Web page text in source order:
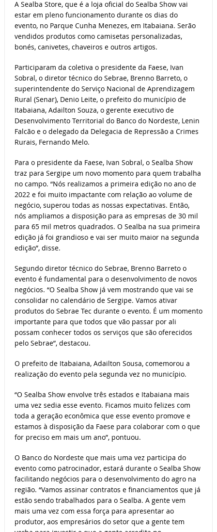
A Sealba Store, que é a loja oficial do Sealba Show vai
estar em pleno funcionamento durante os dias do
evento, no Parque Cunha Menezes, em Itabaiana. Serão
vendidos produtos como camisetas personalizadas,
bonés, canivetes, chaveiros e outros artigos.
Participaram da coletiva o presidente da Faese, Ivan
Sobral, o diretor técnico do Sebrae, Brenno Barreto, o
superintendente do Serviço Nacional de Aprendizagem
Rural (Senar), Denio Leite, o prefeito do município de
Itabaiana, Adailton Souza, o gerente executivo de
Desenvolvimento Territorial do Banco do Nordeste, Lenin
Falcão e o delegado da Delegacia de Repressão a Crimes
Rurais, Fernando Melo.
Para o presidente da Faese, Ivan Sobral, o Sealba Show
traz para Sergipe um novo momento para quem trabalha
no campo. “Nós realizamos a primeira edição no ano de
2022 e foi muito impactante com relação ao volume de
negócio, superou todas as nossas expectativas. Então,
nós ampliamos a disposição para as empresas de 30 mil
para 65 mil metros quadrados. O Sealba na sua primeira
edição já foi grandioso e vai ser muito maior na segunda
edição”, disse.
Segundo diretor técnico do Sebrae, Brenno Barreto o
evento é fundamental para o desenvolvimento de novos
negócios. “O Sealba Show já vem mostrando que vai se
consolidar no calendário de Sergipe. Vamos ativar
produtos do Sebrae Tec durante o evento. É um momento
importante para que todos que vão passar por ali
possam conhecer todos os serviços que são oferecidos
pelo Sebrae”, destacou.
O prefeito de Itabaiana, Adailton Sousa, comemorou a
realização do evento pela segunda vez no município.
“O Sealba Show envolve três estados e Itabaiana mais
uma vez sedia esse evento. Ficamos muito felizes com
toda a geração econômica que esse evento promove e
estamos à disposição da Faese para colaborar com o que
for preciso em mais um ano”, pontuou.
O Banco do Nordeste que mais uma vez participa do
evento como patrocinador, estará durante o Sealba Show
facilitando negócios para o desenvolvimento do agro na
região. “Vamos assinar contratos e financiamentos que já
estão sendo trabalhados para o Sealba. A gente vem
mais uma vez com essa força para apresentar ao
produtor, aos empresários do setor que a gente tem